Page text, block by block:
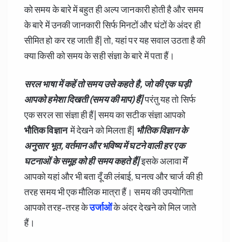
को समय के बारे में बहुत ही अल्प जानकारी होती है और समय
के बारे में उनकी जानकारी सिर्फ मिनटों और घंटों के अंदर ही
सीमित हो कर रह जाती हैं| तो, यहां पर यह सवाल उठता है की
क्या किसी को समय के सही संज्ञा के बारे में पता हैं।
सरल भाषा में कहें तो समय उसे कहते है, जो की एक घड़ी
आपको हमेशा दिखती (समय की माप) हैं|परंतु यह तो सिर्फ
एक सरल सा संज्ञा ही हैं| समय का सटीक संज्ञा आपको
भौतिक विज्ञानमें देखने को मिलता हैं| भौतिक विज्ञान के
अनुसार भूत,वर्तमान और भविष्य में घटने वाली हर एक
घटनाओं के समूह को ही समय कहते हैं|इसके अलावा मेँ
आपको यहां और भी बता दूँ की लंबाई, घनत्व और चार्ज की ही
तरह समय भी एक मौलिक मात्रा हैं। समय की उपयोगिता
आपको तरह-तरह केउर्जाओंके अंदर देखने को मिल जाते
हैं।